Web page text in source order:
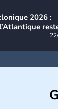
2026 :